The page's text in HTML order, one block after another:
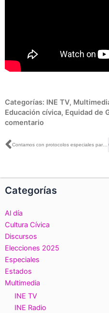
Categorías: INE TV,
Educación cívica, Equidad de
comentario
Ant
Categorías
Al día
Cultura Cívica
Discursos
Elecciones 2025
Especiales
Estados
Multimedia
INE TV
INE Radio